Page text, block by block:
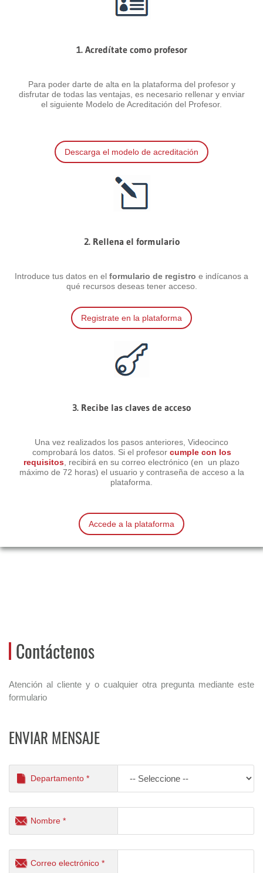
1. Acredítate como profesor
Para poder darte de alta en la plataforma del profesor y
disfrutar de todas las ventajas, es necesario rellenar y enviar
el siguiente Modelo de Acreditación del Profesor.
Descarga el modelo de acreditación
2. Rellena el formulario
Introduce tus datos en el formulario de registro e indícanos a
qué recursos deseas tener acceso.
Registrate en la plataforma
3. Recibe las claves de acceso
Una vez realizados los pasos anteriores, Videocinco
comprobará los datos. Si el profesor cumple con los
requisitos , recibirá en su correo electrónico (en un plazo
máximo de 72 horas) el usuario y contraseña de acceso a la
plataforma.
Accede a la plataforma
Contáctenos
Atención al cliente y o cualquier otra pregunta mediante este
formulario
ENVIAR MENSAJE
Departamento *
Nombre *
Correo electrónico *